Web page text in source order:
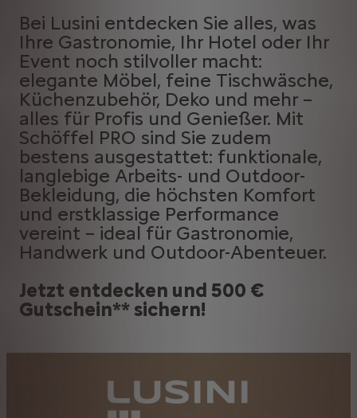
Bei Lusini entdecken Sie alles, was
Ihre Gastronomie, Ihr Hotel oder Ihr
Event noch stilvoller macht:
elegante Möbel, feine Tischwäsche,
Küchenzubehör, Deko und mehr –
alles für Profis und Genießer. Mit
Schöffel PRO sind Sie zudem
bestens ausgestattet: funktionale,
langlebige Arbeits- und Outdoor-
Bekleidung, die höchsten Komfort
und erstklassige Performance
vereint – ideal für Gastronomie,
Handwerk und Outdoor-Abenteuer.
Jetzt entdecken und 500 €
Gutschein** sichern!